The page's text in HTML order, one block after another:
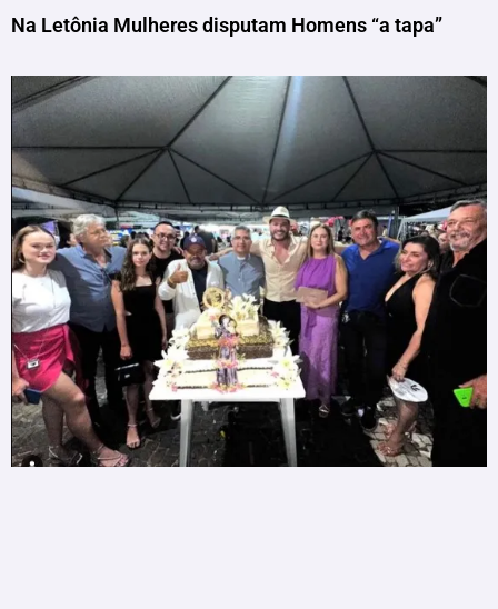
Na Letônia Mulheres disputam Homens “a tapa”